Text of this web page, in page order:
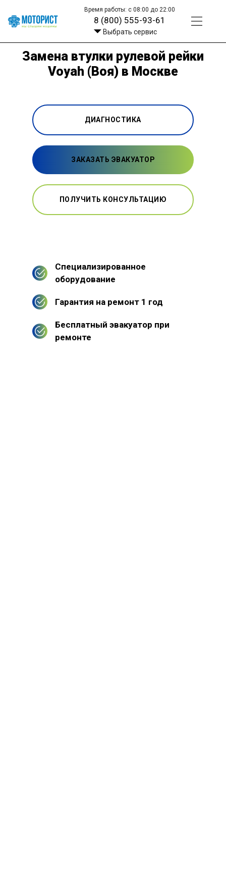
Время работы: с 08:00 до 22:00
8 (800) 555-93-61
Выбрать сервис
Замена втулки рулевой рейки
Voyah (Воя) в Москве
ДИАГНОСТИКА
ЗАКАЗАТЬ ЭВАКУАТОР
ПОЛУЧИТЬ КОНСУЛЬТАЦИЮ
Специализированное
оборудование
Гарантия на ремонт 1 год
Бесплатный эвакуатор при
ремонте